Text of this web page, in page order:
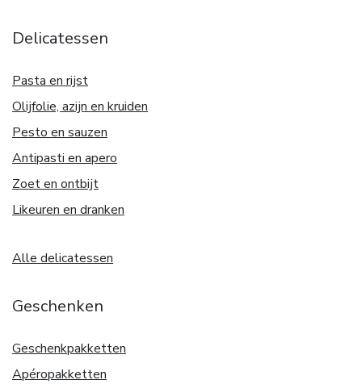
Delicatessen
Pasta en rijst
Olijfolie, azijn en kruiden
Pesto en sauzen
Antipasti en apero
Zoet en ontbijt
Likeuren en dranken
Alle delicatessen
Geschenken
Geschenkpakketten
Apéropakketten